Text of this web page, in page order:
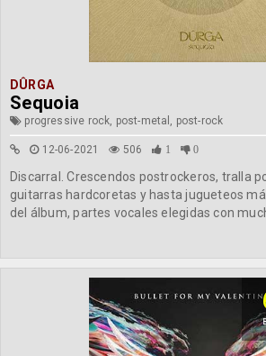
DÛRGA
Sequoia
progressive rock, post-metal, post-rock
12-06-2021 506 1 0
Discarral. Crescendos postrockeros, tralla
guitarras hardcoretas y hasta jugueteos
del álbum, partes vocales elegidas con